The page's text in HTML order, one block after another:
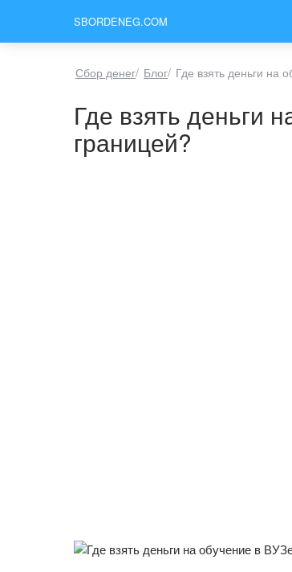
SBORDENEG.COM
Сбор денег/ Блог/ Где взять деньги на
Где взять деньги
границей?